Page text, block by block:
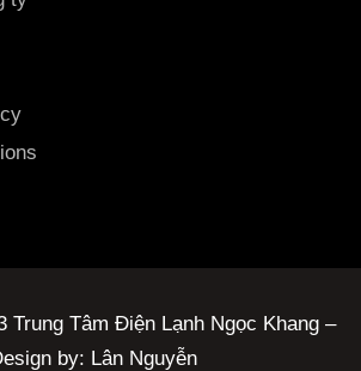
Trung Tâm Điện Lạnh Ngọc Khang –
by: Lân Nguyễn